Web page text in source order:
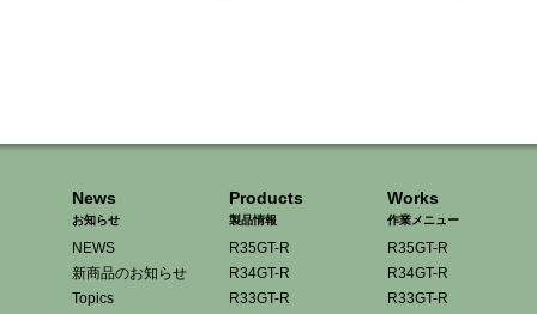
News
お知らせ
NEWS
新商品のお知らせ
Topics
Products
製品情報
R35GT-R
R34GT-R
R33GT-R
Works
作業メニュー
R35GT-R
R34GT-R
R33GT-R